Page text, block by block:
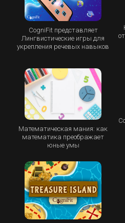
CogniFit представляет
Лингвистические игры для
укрепления речевых навыков
Математическая мания: как
математика преображает
юные умы